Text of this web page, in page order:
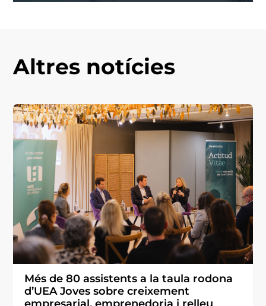
Altres notícies
Més de 80 assistents a la taula rodona
d’UEA Joves sobre creixement